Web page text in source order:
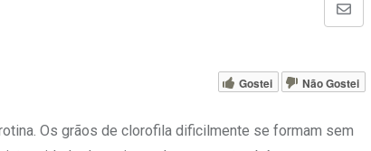
Share
Email
Gostei Não Gostei
Os grãos de clorofila dificilmente se formam sem